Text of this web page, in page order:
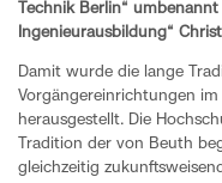
Technik Berlin“
Ingenieurausbildung“
Damit wurde die lange
Vorgängereinrichtungen
herausgestellt. Die
Tradition der von Beuth
gleichzeitig